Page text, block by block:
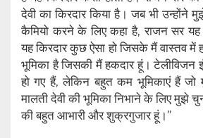
देवी का किरदार किया है। जब भी उन्होंने
कैमियो करने के लिए कहा है, राजन सर
यह किरदार कुछ ऐसा हो जिसके मैं वास्तव में
भूमिका है जिसकी मैं हकदार हूं। टेलीविजन
हो गए हैं, लेकिन बहुत कम भूमिकाएं हैं जो
मालती देवी की भूमिका निभाने के लिए मुझे
की बहुत आभारी और शुक्रगुजार हूं।”